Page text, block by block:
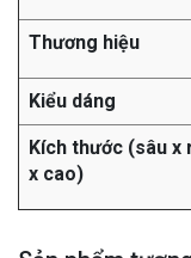
Thương hiệu
Kiểu dáng
Kích thước (sâu x
x cao)